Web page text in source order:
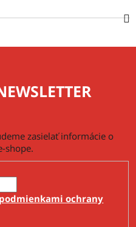
zasielať informácie o
shope.
podmienkami ochrany